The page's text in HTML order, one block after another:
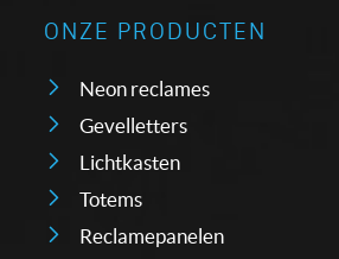
ONZE PRODUCTEN
Neon reclames
Gevelletters
Lichtkasten
Totems
Reclamepanelen